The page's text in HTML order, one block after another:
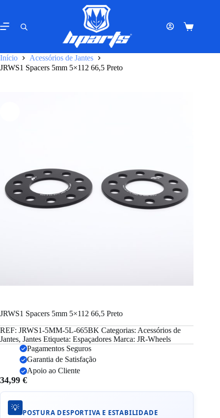
o
conteúdo
Carrinho
Início
Acessórios de Jantes
JRWS1 Spacers 5mm 5×112 66,5 Preto
JRWS1 Spacers 5mm 5×112 66,5 Preto
REF: JRWS1-5MM-5L-665BK Categorias: Acessórios de
Jantes, Jantes Etiqueta: Espaçadores Marca: JR-Wheels
Pagamentos Seguros
Garantia de Satisfação
Apoio ao Cliente
34,99 €
💡 POSTURA DESPORTIVA E ESTABILIDADE